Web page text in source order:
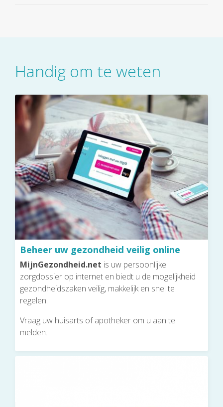
Handig om te weten
Beheer uw gezondheid veilig online
MijnGezondheid.net is uw persoonlijke
zorgdossier op internet en biedt u de mogelijkheid
gezondheidszaken veilig, makkelijk en snel te
regelen.
Vraag uw huisarts of apotheker om u aan te
melden.